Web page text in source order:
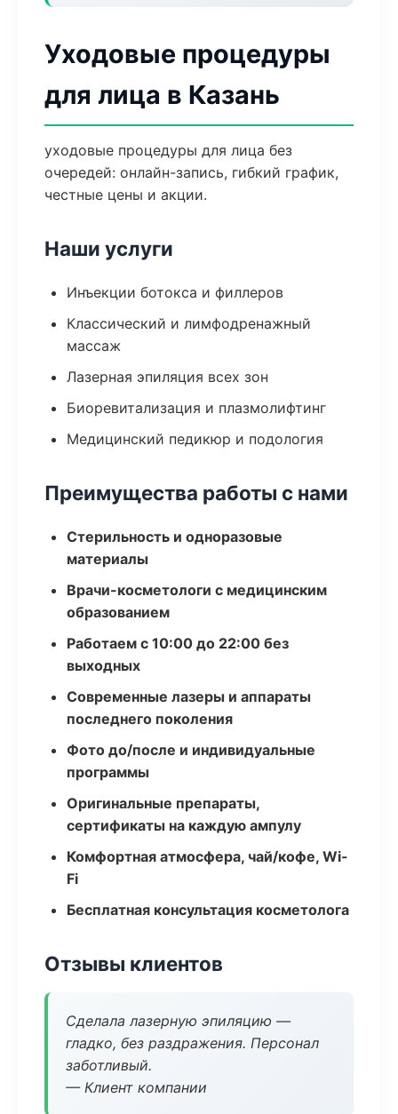
Уходовые процедуры
для лица в Казань
уходовые процедуры для лица без
очередей: онлайн-запись, гибкий график,
честные цены и акции.
Наши услуги
Инъекции ботокса и филлеров
Классический и лимфодренажный
массаж
Лазерная эпиляция всех зон
Биоревитализация и плазмолифтинг
Медицинский педикюр и подология
Преимущества работы с нами
Стерильность и одноразовые
материалы
Врачи-косметологи с медицинским
образованием
Работаем с 10:00 до 22:00 без
выходных
Современные лазеры и аппараты
последнего поколения
Фото до/после и индивидуальные
программы
Оригинальные препараты,
сертификаты на каждую ампулу
Комфортная атмосфера, чай/кофе, Wi-
Fi
Бесплатная консультация косметолога
Отзывы клиентов
Сделала лазерную эпиляцию —
гладко, без раздражения. Персонал
заботливый.
— Клиент компании